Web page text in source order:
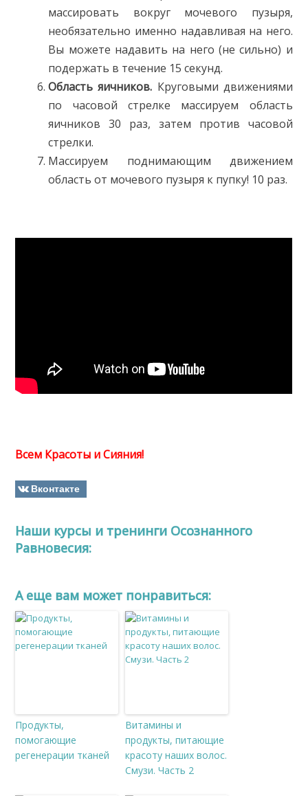
массировать вокруг мочевого пузыря,
необязательно именно надавливая на него.
Вы можете надавить на него (не сильно) и
подержать в течение 15 секунд.
Область яичников. Круговыми движениями
по часовой стрелке массируем область
яичников 30 раз, затем против часовой
стрелки.
Массируем поднимающим движением
область от мочевого пузыря к пупку! 10 раз.
Всем Красоты и Сияния!
Вконтакте
Наши курсы и тренинги Осознанного
Равновесия:
A еще вам может понравиться:
Продукты,
помогающие
регенерации тканей
Витамины и
продукты, питающие
красоту наших волос.
Смузи. Часть 2